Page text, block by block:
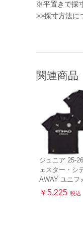
※平置きで採
>>採寸方法に
関連商品
ジュニア 25-
ェスター・シ
AWAY ユニフ
￥5,225 税込